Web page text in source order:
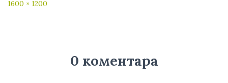
1600 × 1200
0 коментара